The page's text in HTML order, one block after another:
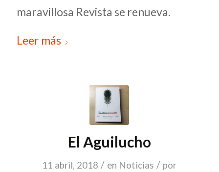
maravillosa Revista se renueva.
Leer más
El Aguilucho
11 abril, 2018 / en Noticias / por